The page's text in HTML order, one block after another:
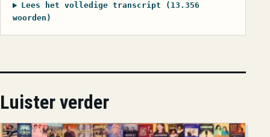
Lees het volledige transcript (13.356
woorden)
Luister verder